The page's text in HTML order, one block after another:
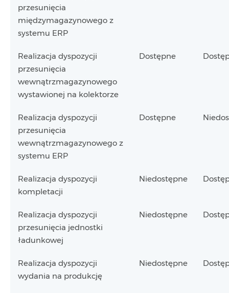
przesunięcia
międzymagazynowego z
systemu ERP
Realizacja dyspozycji
przesunięcia
wewnątrzmagazynowego
wystawionej na kolektorze
Dostępne
Realizacja dyspozycji
przesunięcia
wewnątrzmagazynowego z
systemu ERP
Dostępne
Realizacja dyspozycji
kompletacji
Niedostępne
Realizacja dyspozycji
przesunięcia jednostki
ładunkowej
Niedostępne
Realizacja dyspozycji
wydania na produkcję
Niedostępne